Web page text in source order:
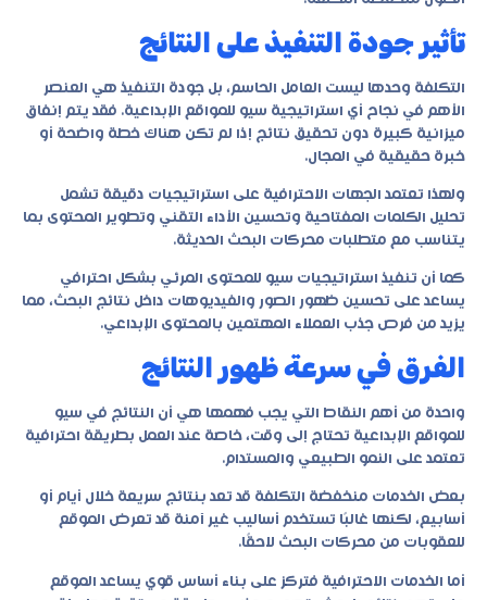
تأثير جودة التنفيذ على النتائج
التكلفة وحدها ليست العامل الحاسم، بل جودة التنفيذ هي العنصر
الأهم في نجاح أي استراتيجية سيو للمواقع الإبداعية. فقد يتم إنفاق
ميزانية كبيرة دون تحقيق نتائج إذا لم تكن هناك خطة واضحة أو
خبرة حقيقية في المجال.
ولهذا تعتمد الجهات الاحترافية على استراتيجيات دقيقة تشمل
تحليل الكلمات المفتاحية وتحسين الأداء التقني وتطوير المحتوى بما
يتناسب مع متطلبات محركات البحث الحديثة.
كما أن تنفيذ استراتيجيات سيو للمحتوى المرئي بشكل احترافي
يساعد على تحسين ظهور الصور والفيديوهات داخل نتائج البحث، مما
يزيد من فرص جذب العملاء المهتمين بالمحتوى الإبداعي.
الفرق في سرعة ظهور النتائج
واحدة من أهم النقاط التي يجب فهمها هي أن النتائج في سيو
للمواقع الإبداعية تحتاج إلى وقت، خاصة عند العمل بطريقة احترافية
تعتمد على النمو الطبيعي والمستدام.
بعض الخدمات منخفضة التكلفة قد تعد بنتائج سريعة خلال أيام أو
أسابيع، لكنها غالبًا تستخدم أساليب غير آمنة قد تعرض الموقع
للعقوبات من محركات البحث لاحقًا.
أما الخدمات الاحترافية فتركز على بناء أساس قوي يساعد الموقع